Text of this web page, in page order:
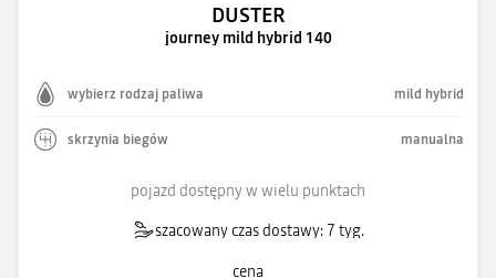
DUSTER
journey mild hybrid 140
wybierz rodzaj paliwa mild hybrid
skrzynia biegów manualna
pojazd dostępny w wielu punktach
szacowany czas dostawy: 7 tyg.
cena